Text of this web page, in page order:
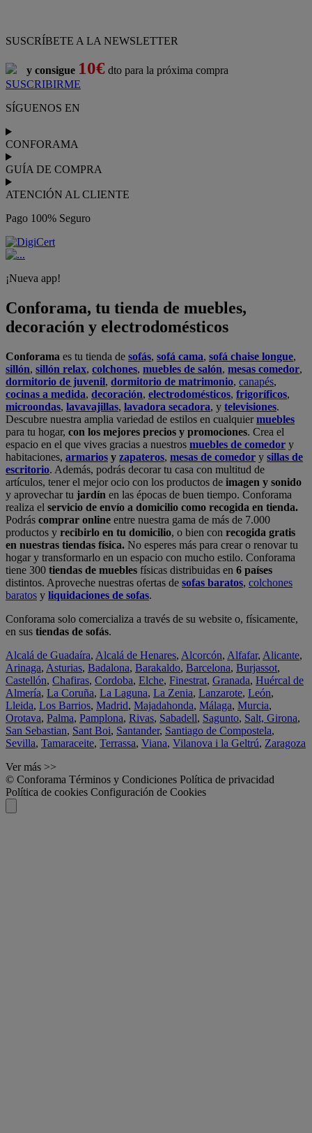
SUSCRÍBETE A LA NEWSLETTER
y consigue 10€ dto para la próxima compra
SUSCRIBIRME
SÍGUENOS EN
CONFORAMA
GUÍA DE COMPRA
ATENCIÓN AL CLIENTE
Pago 100% Seguro
¡Nueva app!
Conforama, tu tienda de muebles,
decoración y electrodomésticos
Conforama es tu tienda de sofás, sofá cama, sofá chaise longue,
sillón, sillón relax, colchones, muebles de salón, mesas comedor,
dormitorio de juvenil, dormitorio de matrimonio, canapés,
cocinas a medida, decoración, electrodomésticos, frigoríficos,
microondas, lavavajillas, lavadora secadora, y televisiones.
Descubre nuestra amplia variedad de estilos en cualquiermuebles
para tu hogar, con los mejores precios y promociones. Crea el
espacio en el que vives gracias a nuestros muebles de comedor y
habitaciones, armarios y zapateros, mesas de comedor y sillas de
escritorio. Además, podrás decorar tu casa con multitud de
artículos, tener el mejor ocio con los productos de imagen y sonido
y aprovechar tu jardín en las épocas de buen tiempo. Conforama
realiza el servicio de envío a domicilio como recogida en tienda.
Podrás comprar online entre nuestra gama de más de 7.000
productos y recibirlo en tu domicilio, o bien con recogida gratis
en nuestras tiendas física. No esperes más para crear o renovar tu
hogar y transformarlo en un espacio con mucho estilo. Conforama
tiene 300 tiendas de muebles físicas distribuidas en 6 países
distintos. Aproveche nuestras ofertas de sofas baratos, colchones
baratos y liquidaciones de sofas.
Conforama solo comercializa a través de su website o, físicamente,
en sus tiendas de sofás.
Alcalá de Guadaíra, Alcalá de Henares, Alcorcón, Alfafar, Alicante,
Arinaga, Asturias, Badalona, Barakaldo, Barcelona, Burjassot,
Castellón, Chafiras, Cordoba, Elche, Finestrat, Granada, Huércal de
Almería, La Coruña, La Laguna, La Zenia, Lanzarote, León,
Lleida, Los Barrios, Madrid, Majadahonda, Málaga, Murcia,
Orotava, Palma, Pamplona, Rivas, Sabadell, Sagunto, Salt, Girona,
San Sebastian, Sant Boi, Santander, Santiago de Compostela,
Sevilla, Tamaraceite, Terrassa, Viana, Vilanova i la Geltrú, Zaragoza
Ver más >>
© Conforama Términos y Condiciones Política de privacidad
Política de cookies Configuración de Cookies